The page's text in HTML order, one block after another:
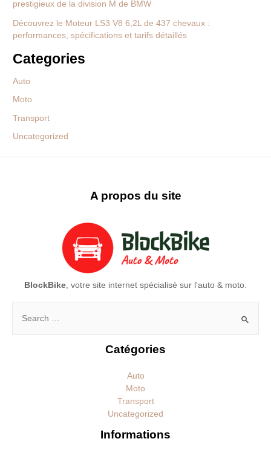
prestigieux de la division M de BMW
Découvrez le Moteur LS3 V8 6,2L de 437 chevaux :
performances, spécifications et tarifs détaillés
Categories
Auto
Moto
Transport
Uncategorized
A propos du site
BlockBike , votre site internet spécialisé sur l'auto & moto.
Rechercher :
Catégories
Auto
Moto
Transport
Uncategorized
Informations